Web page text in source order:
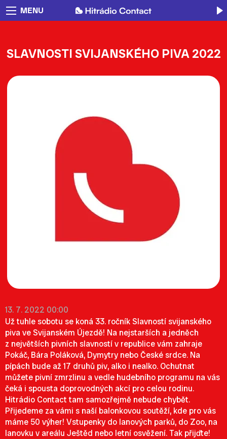
MENU
SLAVNOSTI SVIJANSKÉHO PIVA 2022
13. 7. 2022 00:00
Už tuhle sobotu se koná 33. ročník Slavností svijanského
piva ve Svijanském Újezdě! Na nejstarších a jedněch
z největších pivních slavností v republice vám zahraje
Pokáč, Bára Poláková, Dymytry nebo České srdce. Na
pípách bude až 17 druhů piv, alko i nealko. Ochutnat
můžete pivní zmrzlinu a vedle hudebního programu na vás
čeká i spousta doprovodných akcí pro celou rodinu.
Hitrádio Contact tam samozřejmě nebude chybět.
Přijedeme za vámi s naší balonkovou soutěží, kde pro vás
máme 50 výher! Vstupenky do lanových parků, do Zoo, na
lanovku v areálu Ještěd nebo letní osvěžení. Tak přijďte!